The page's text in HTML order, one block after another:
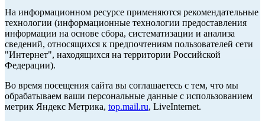
На информационном ресурсе применяются рекомендательные
технологии (информационные технологии предоставления
информации на основе сбора, систематизации и анализа
сведений, относящихся к предпочтениям пользователей сети
"Интернет", находящихся на территории Российской
Федерации).
Во время посещения сайта вы соглашаетесь с тем, что мы
обрабатываем ваши персональные данные с использованием
метрик Яндекс Метрика, top.mail.ru, LiveInternet.